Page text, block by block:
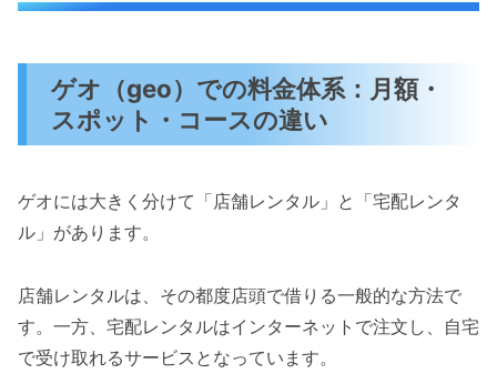
ゲオ（geo）での料金体系：月額・
スポット・コースの違い
ゲオには大きく分けて「店舗レンタル」と「宅配レンタ
ル」があります。
店舗レンタルは、その都度店頭で借りる一般的な方法で
す。一方、宅配レンタルはインターネットで注文し、自宅
で受け取れるサービスとなっています。